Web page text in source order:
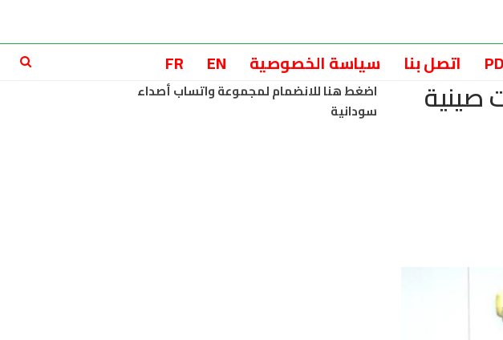
اتصل بنا سياسة الخصوصية EN
FR
صينية
اضغط هنا للانضمام لمجموعة واتساب أصداء
سودانية